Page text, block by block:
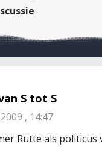
S tot S
, 14:47
Rutte als politicus